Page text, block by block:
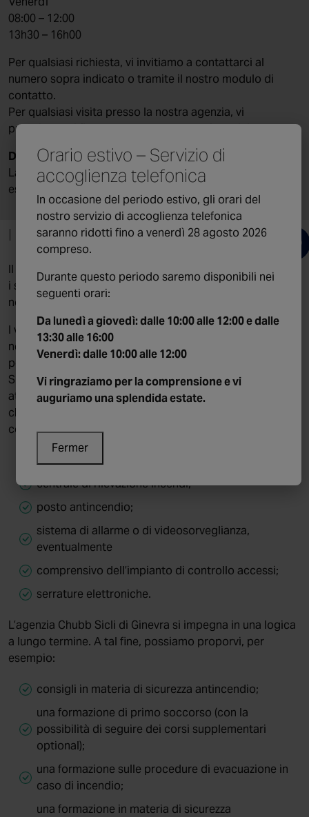
08:00 – 12:00
13h30 – 16h00
Per qualsiasi richiesta, vi invitiamo a contattarci al
numero sopra indicato o tramite il nostro modulo di
contatto.
Per qualsiasi visita presso la nostra agenzia, vi
preghiamo di fissare un appuntamento in anticipo.
Dite la vostra
La vostra opinione è importante! Condividete la vostra
esperienza suGoogle
I nostri servizi
Il campo d’azione della nostra agenzia di Ginevra include
i servizi legati alle soluzioni di protezione antincendio
nonché di sicurezza elettronica.
I vostri dispositivi di sicurezza e di protezione
necessitano di particolari controlli per garantire una
perfetta efficacia e affidabilità. In quest’ottica, Chubb
Sicli semplifica la manutenzione delle vostre attuali
attrezzature o propone il riciclo delle apparecchiature
che hanno concluso la loro vita utile. Tutto ciò
comprende la manutenzione di quanto segue:
estintori;
centrale di rilevazione incendi;
posto antincendio;
sistema di allarme o di videosorveglianza,
eventualmente
comprensivo dell’impianto di controllo accessi;
serrature elettroniche.
L’agenzia Chubb Sicli di Ginevra si impegna in una logica
a lungo termine. A tal fine, possiamo proporvi, per
esempio:
consigli in materia di sicurezza antincendio;
una formazione di primo soccorso (con la
possibilità di seguire dei corsi supplementari
optional);
una formazione sulle procedure di evacuazione in
caso di incendio;
una formazione in materia di sicurezza
Orario estivo – Servizio di
accoglienza telefonica
In occasione del periodo estivo, gli orari del
nostro servizio di accoglienza telefonica
saranno ridotti fino a venerdì 28 agosto 2026
compreso.
Durante questo periodo saremo disponibili nei
seguenti orari:
Da lunedì a giovedì: dalle 10:00 alle 12:00 e dalle
13:30 alle 16:00
Venerdì:dalle 10:00 alle 12:00
Vi ringraziamo per la comprensione e vi
auguriamo una splendida estate.
Fermer